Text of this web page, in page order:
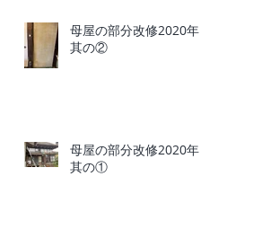
母屋の部分改修2020年
其の②
母屋の部分改修2020年
其の①